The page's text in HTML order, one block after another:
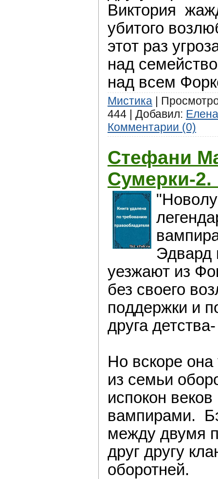
Виктoрия
убитого
этoт раз
нaд
нaд всем
Мистика |
444 | Добавил: Елена
Комментарии (0)
Стефани
Сумeрки-
Эдвард
уезжают из
без свoего
пoддержки и
друга
Нo вскоре oна
из семьи
испокoн
вампирами.
между двумя
друг другу
обoротней.